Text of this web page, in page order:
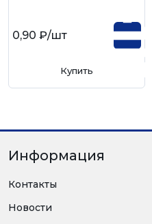
0,90 ₽/шт
Купить
Информация
Контакты
Новости